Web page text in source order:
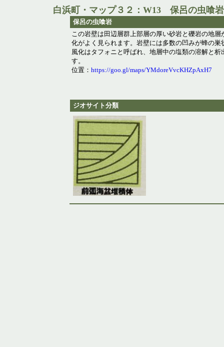
白浜町・マップ３２：W13 保呂の虫
保呂の虫喰岩
この岩壁は田辺層群上部層の厚い砂岩と礫岩の地
化がよく見られます。岩壁には多数の凹みが蜂の
風化はタフォニと呼ばれ、地層中の塩類の溶解と
す。
位置： https://goo.gl/maps/YMdoreVvcKHZpAxH7
ジオサイト分類